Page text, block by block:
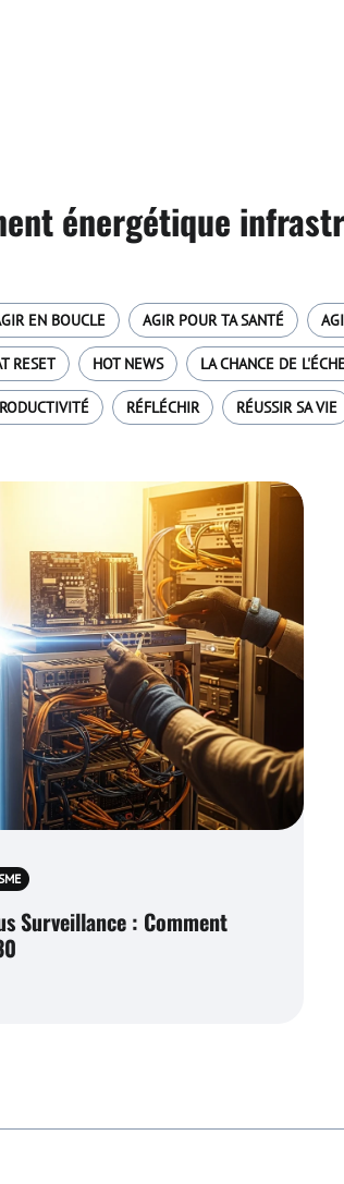
énergétique
EN BOUCLE AGIR POUR TA SANTÉ
RESET HOT NEWS LA CHANCE DE
RÉFLÉCHIR RÉUSSIR SA VIE
Surveillance : Comment